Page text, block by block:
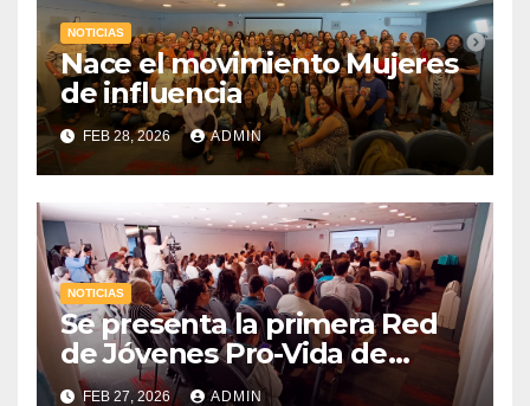
NOTICIAS
Nace el movimiento Mujeres
de influencia
FEB 28, 2026 ADMIN
NOTICIAS
Se presenta la primera Red
de Jóvenes Pro-Vida de
Uruguay
FEB 27, 2026 ADMIN